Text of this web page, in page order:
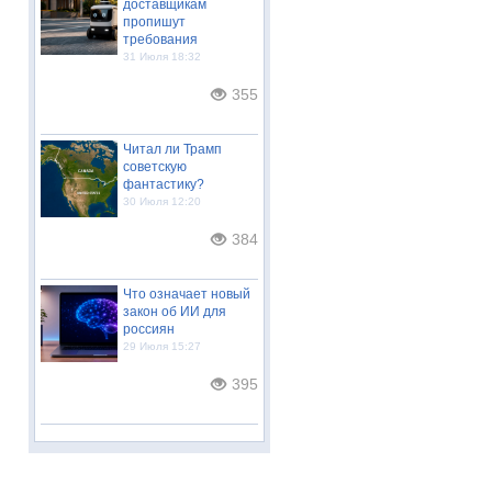
доставщикам
пропишут
требования
31 Июля 18:32
355
Читал ли Трамп
советскую
фантастику?
30 Июля 12:20
384
Что означает новый
закон об ИИ для
россиян
29 Июля 15:27
395